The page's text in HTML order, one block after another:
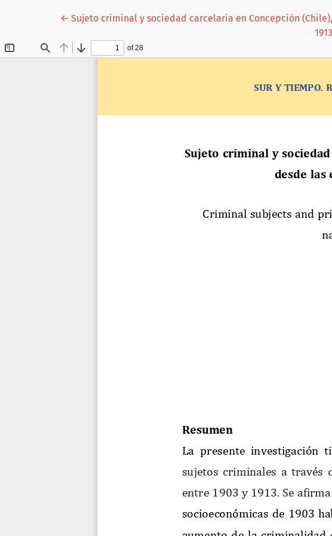
← Volver a los detalles del artículo
Sujeto criminal y sociedad carcelaria en Concepción